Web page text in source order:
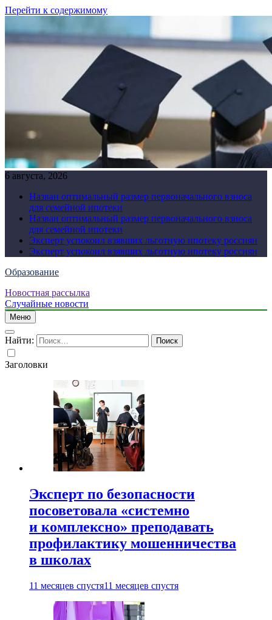
Перейти к содержимому
6 августа, 2026
Назван оптимальный размер первоначального взноса
для семейной ипотеки
Назван оптимальный размер первоначального взноса
для семейной ипотеки
Эксперт успокоил взявших льготную ипотеку россиян
Эксперт успокоил взявших льготную ипотеку россиян
Образование
Новостная рассылка
Случайные новости
Меню
Найти:
Заголовки
Эксперт по безопасности
посоветовала «системно
и комплексно» преподавать
профилактику мошенничества
в школах
11 месяцев спустя11 месяцев спустя